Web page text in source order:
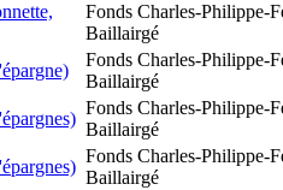
Fonds Charles-Philippe-
Baillairgé
Fonds Charles-Philippe-
Baillairgé
Fonds Charles-Philippe-
Baillairgé
Fonds Charles-Philippe-
Baillairgé